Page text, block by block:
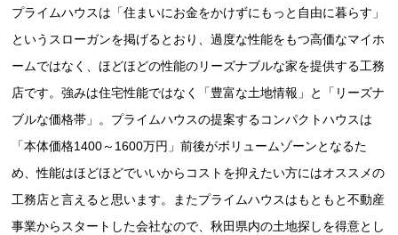
プライムハウスは「住まいにお金をかけずにもっと自由に暮らす」
というスローガンを掲げるとおり、過度な性能をもつ高価なマイホ
ームではなく、ほどほどの性能のリーズナブルな家を提供する工務
店です。強みは住宅性能ではなく「豊富な土地情報」と「リーズナ
ブルな価格帯」。プライムハウスの提案するコンパクトハウスは
「本体価格1400～1600万円」前後がボリュームゾーンとなるた
め、性能はほどほどでいいからコストを抑えたい方にはオススメの
工務店と言えると思います。またプライムハウスはもともと不動産
事業からスタートした会社なので、秋田県内の土地探しを得意とし